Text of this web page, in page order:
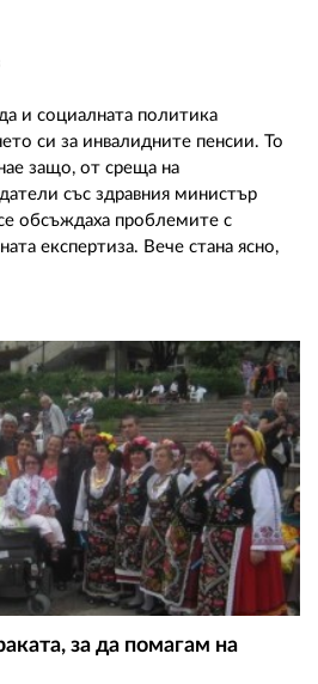
и социалната политика
си за инвалидните пенсии. То
защо, от среща на
със здравния министър
обсъждаха проблемите с
експертиза. Вече стана ясно,
за да помагам на